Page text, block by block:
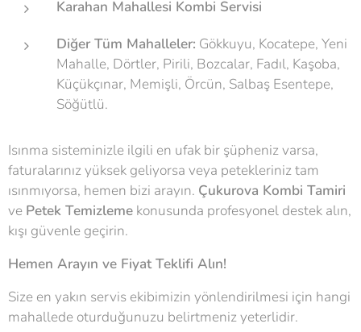
Karahan Mahallesi Kombi Servisi
Diğer Tüm Mahalleler: Gökkuyu, Kocatepe, Yeni
Mahalle, Dörtler, Pirili, Bozcalar, Fadıl, Kaşoba,
Küçükçınar, Memişli, Örcün, Salbaş Esentepe,
Söğütlü.
Isınma sisteminizle ilgili en ufak bir şüpheniz varsa,
faturalarınız yüksek geliyorsa veya petekleriniz tam
ısınmıyorsa, hemen bizi arayın. Çukurova Kombi Tamiri
ve Petek Temizleme konusunda profesyonel destek alın,
kışı güvenle geçirin.
Hemen Arayın ve Fiyat Teklifi Alın!
Size en yakın servis ekibimizin yönlendirilmesi için hangi
mahallede oturduğunuzu belirtmeniz yeterlidir.